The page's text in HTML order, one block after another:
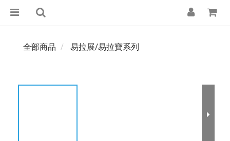
全部商品 易拉展/易拉寶系列